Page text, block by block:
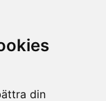
din